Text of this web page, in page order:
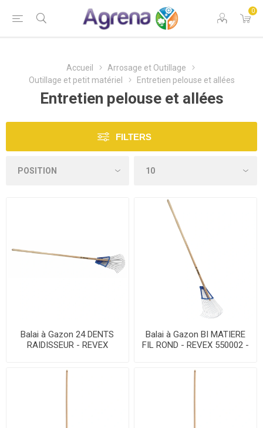
0
Accueil
Arrosage et Outillage
Outillage et petit matériel
Entretien pelouse et allées
Entretien pelouse et allées
FILTERS
Balai à Gazon 24 DENTS
RAIDISSEUR - REVEX
Balai à Gazon BI MATIERE
FIL ROND - REVEX 550002 -